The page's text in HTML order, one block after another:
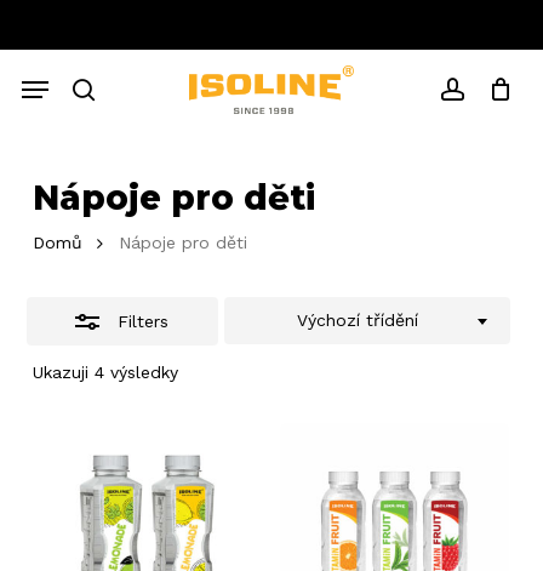
content
search account
Menu
Cart Close
Nápoje pro děti
Domů Nápoje pro děti
Filters
Ukazuji 4 výsledky
Výchozí třídění
Close
Filters